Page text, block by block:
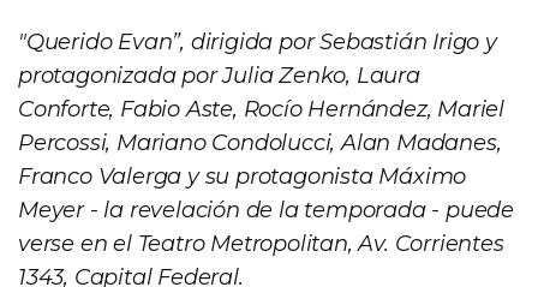
"Querido Evan”, dirigida por Sebastián Irigo y
protagonizada por Julia Zenko, Laura
Conforte, Fabio Aste, Rocío Hernández, Mariel
Percossi, Mariano Condolucci, Alan Madanes,
Franco Valerga y su protagonista Máximo
Meyer - la revelación de la temporada - puede
verse en el Teatro Metropolitan, Av. Corrientes
1343, Capital Federal.